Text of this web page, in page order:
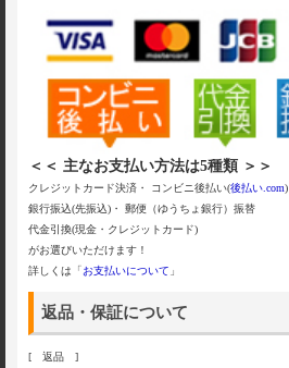
＜＜ 主なお支払い方法は5種類 ＞＞
クレジットカード決済・ コンビニ後払い(後払い.com)
銀行振込(先振込)・ 郵便（ゆうちょ銀行）振替
代金引換(現金・クレジットカード)
がお選びいただけます！
詳しくは「お支払いについて 」
返品・保証について
[ 返品 ]